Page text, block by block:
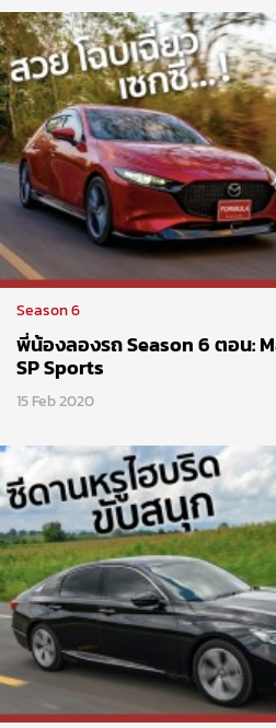
Season 6
พี่น้องลองรถ Season 6 ตอน:
SP Sports
15 Feb 2020